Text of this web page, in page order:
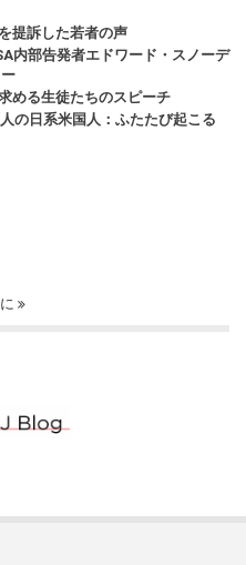
提訴した若者の声
内部告発者エドワード・スノーデ
める生徒たちのスピーチ
の日系米国人：ふたたび起こる